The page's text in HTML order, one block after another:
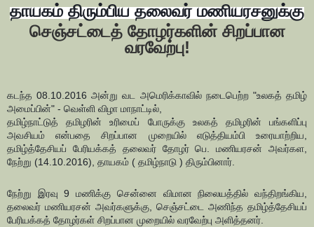
தாயகம் திரும்பிய தலைவர் மணியரசனுக்கு
செஞ்சட்டைத் தோழர்களின் சிறப்பான
வரவேற்பு!
கடந்த 08.10.2016 அன்று வட அமெரிக்காவில் நடைபெற்ற "உலகத் தமிழ்
அமைப்பின்" - வெள்ளி விழா மாநாட்டில்,
தமிழ்நாட்டுத் தமிழரின் உரிமைப் போருக்கு உலகத் தமிழரின் பங்களிப்பு
அவசியம் என்பதை சிறப்பான முறையில் எடுத்தியம்பி உரையாற்றிய,
தமிழ்த்தேசியப் பேரியக்கத் தலைவர் தோழர் பெ. மணியரசன் அவர்கள,
நேற்று (14.10.2016), தாயகம் ( தமிழ்நாடு ) திரும்பினார்.
நேற்று இரவு 9 மணிக்கு சென்னை விமான நிலையத்தில் வந்திறங்கிய,
தலைவர் மணியரசன் அவர்களுக்கு, செஞ்சட்டை அணிந்த தமிழ்த்தேசியப்
பேரியக்கத் தோழர்கள் சிறப்பான முறையில் வரவேற்பு அளித்தனர்.